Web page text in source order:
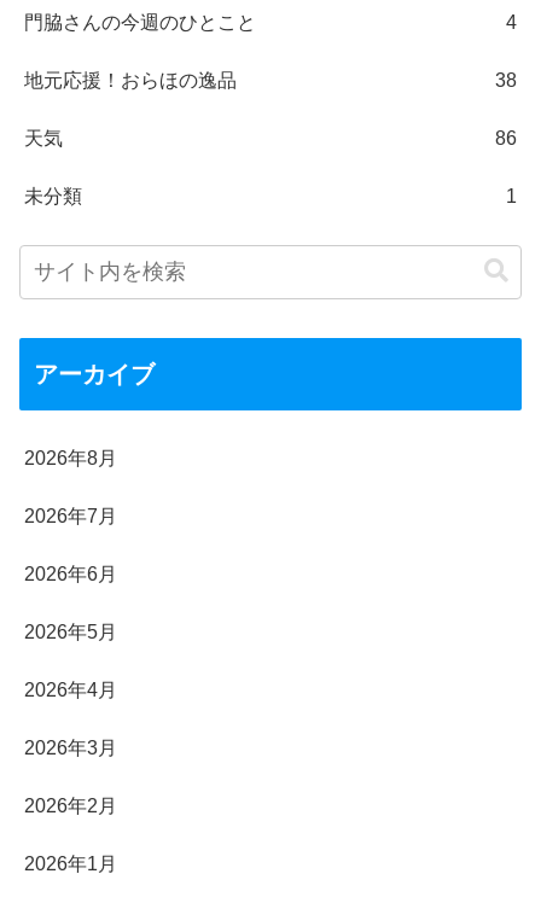
門脇さんの今週のひとこと 4
地元応援！おらほの逸品 38
天気 86
未分類 1
アーカイブ
2026年8月
2026年7月
2026年6月
2026年5月
2026年4月
2026年3月
2026年2月
2026年1月